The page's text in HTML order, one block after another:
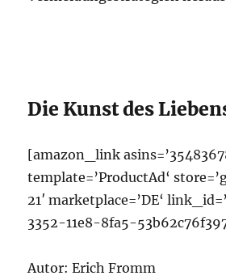
Die Kunst des
[amazon_link
template=’ProductAd‘
21′ marketplace=’DE‘
3352-11e8-8fa5-
Autor: Erich Fromm